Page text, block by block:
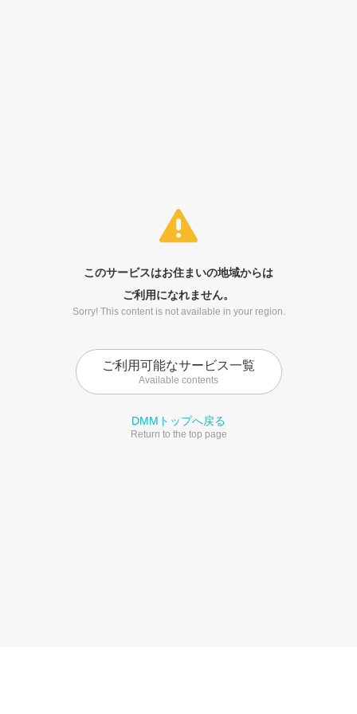
このサービスはお住まいの地域からは
ご利用になれません。
Sorry! This content is not available in your region.
ご利用可能なサービス一覧
Available contents
DMMトップへ戻る
Return to the top page